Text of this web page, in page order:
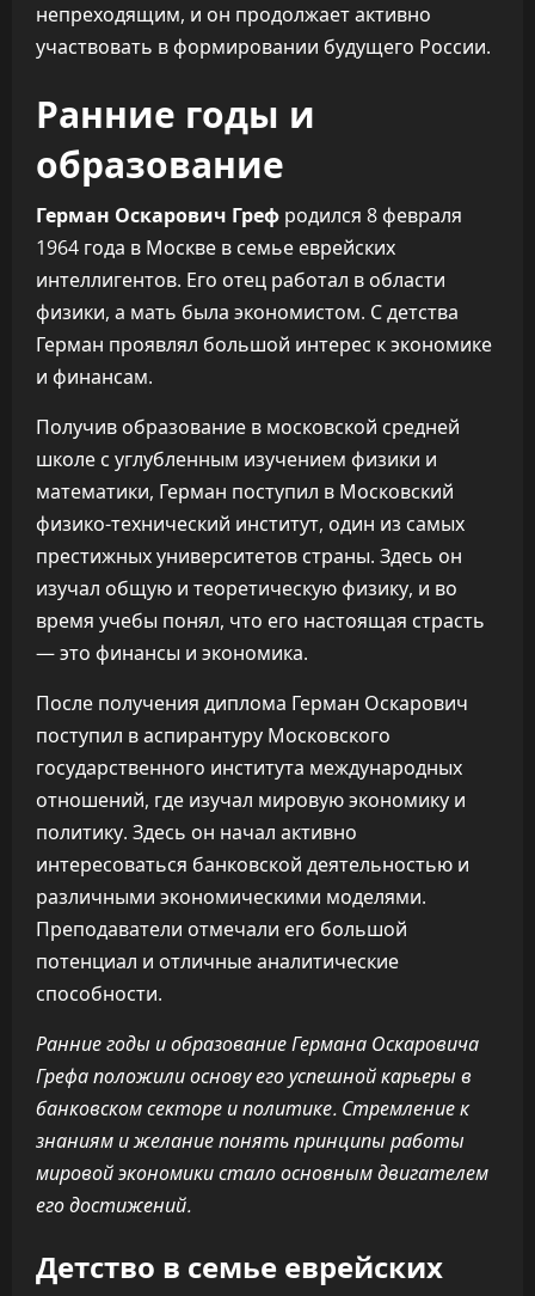
непреходящим, и он продолжает активно
участвовать в формировании будущего России.
Ранние годы и
образование
Герман Оскарович Греф родился 8 февраля
1964 года в Москве в семье еврейских
интеллигентов. Его отец работал в области
физики, а мать была экономистом. С детства
Герман проявлял большой интерес к экономике
и финансам.
Получив образование в московской средней
школе с углубленным изучением физики и
математики, Герман поступил в Московский
физико-технический институт, один из самых
престижных университетов страны. Здесь он
изучал общую и теоретическую физику, и во
время учебы понял, что его настоящая страсть
— это финансы и экономика.
После получения диплома Герман Оскарович
поступил в аспирантуру Московского
государственного института международных
отношений, где изучал мировую экономику и
политику. Здесь он начал активно
интересоваться банковской деятельностью и
различными экономическими моделями.
Преподаватели отмечали его большой
потенциал и отличные аналитические
способности.
Ранние годы и образование Германа Оскаровича
Грефа положили основу его успешной карьеры в
банковском секторе и политике. Стремление к
знаниям и желание понять принципы работы
мировой экономики стало основным двигателем
его достижений.
Детство в семье еврейских